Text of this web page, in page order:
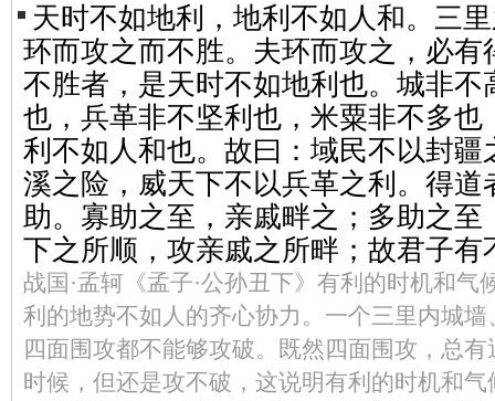
天时不如地利，地利不如人和。三
环而攻之而不胜。夫环而攻之，必有
不胜者，是天时不如地利也。城非不
也，兵革非不坚利也，米粟非不多也
利不如人和也。故曰：域民不以封疆
溪之险，威天下不以兵革之利。得道
助。寡助之至，亲戚畔之；多助之至
下之所顺，攻亲戚之所畔；故君子有
战国·孟轲《孟子·公孙丑下》有利的时机和气
利的地势不如人的齐心协力。一个三里内城
四面围攻都不能够攻破。既然四面围攻，总
时候，但还是攻不破，这说明有利的时机和